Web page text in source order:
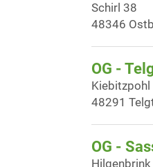
Schirl 38
48346
OG -
Kiebitzpohl
48291
OG -